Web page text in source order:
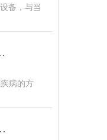
备，与当
病”治疗方案
病的方
中西医结合科